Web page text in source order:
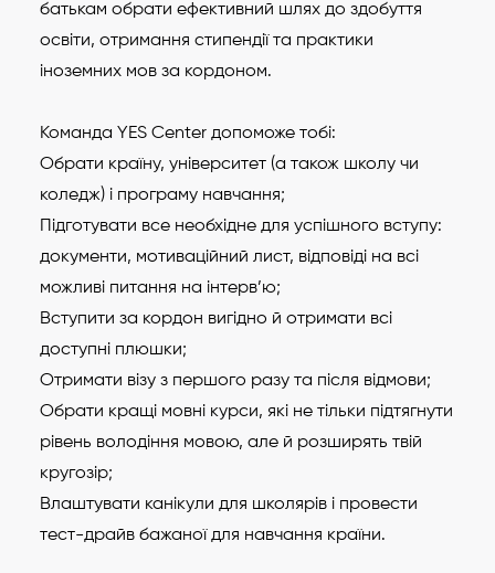
батькам обрати ефективний шлях до здобуття
освіти, отримання стипендії та практики
іноземних мов за кордоном.
Команда YES Center допоможе тобі:
Обрати країну, університет (а також школу чи
коледж) і програму навчання;
Підготувати все необхідне для успішного вступу:
документи, мотиваційний лист, відповіді на всі
можливі питання на інтерв’ю;
Вступити за кордон вигідно й отримати всі
доступні плюшки;
Отримати візу з першого разу та після відмови;
Обрати кращі мовні курси, які не тільки підтягнути
рівень володіння мовою, але й розширять твій
кругозір;
Влаштувати канікули для школярів і провести
тест-драйв бажаної для навчання країни.